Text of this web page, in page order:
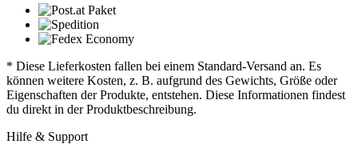
* Diese Lieferkosten fallen bei einem Standard-Versand an. Es
können weitere Kosten, z. B. aufgrund des Gewichts, Größe oder
Eigenschaften der Produkte, entstehen. Diese Informationen findest
du direkt in der Produktbeschreibung.
Hilfe & Support